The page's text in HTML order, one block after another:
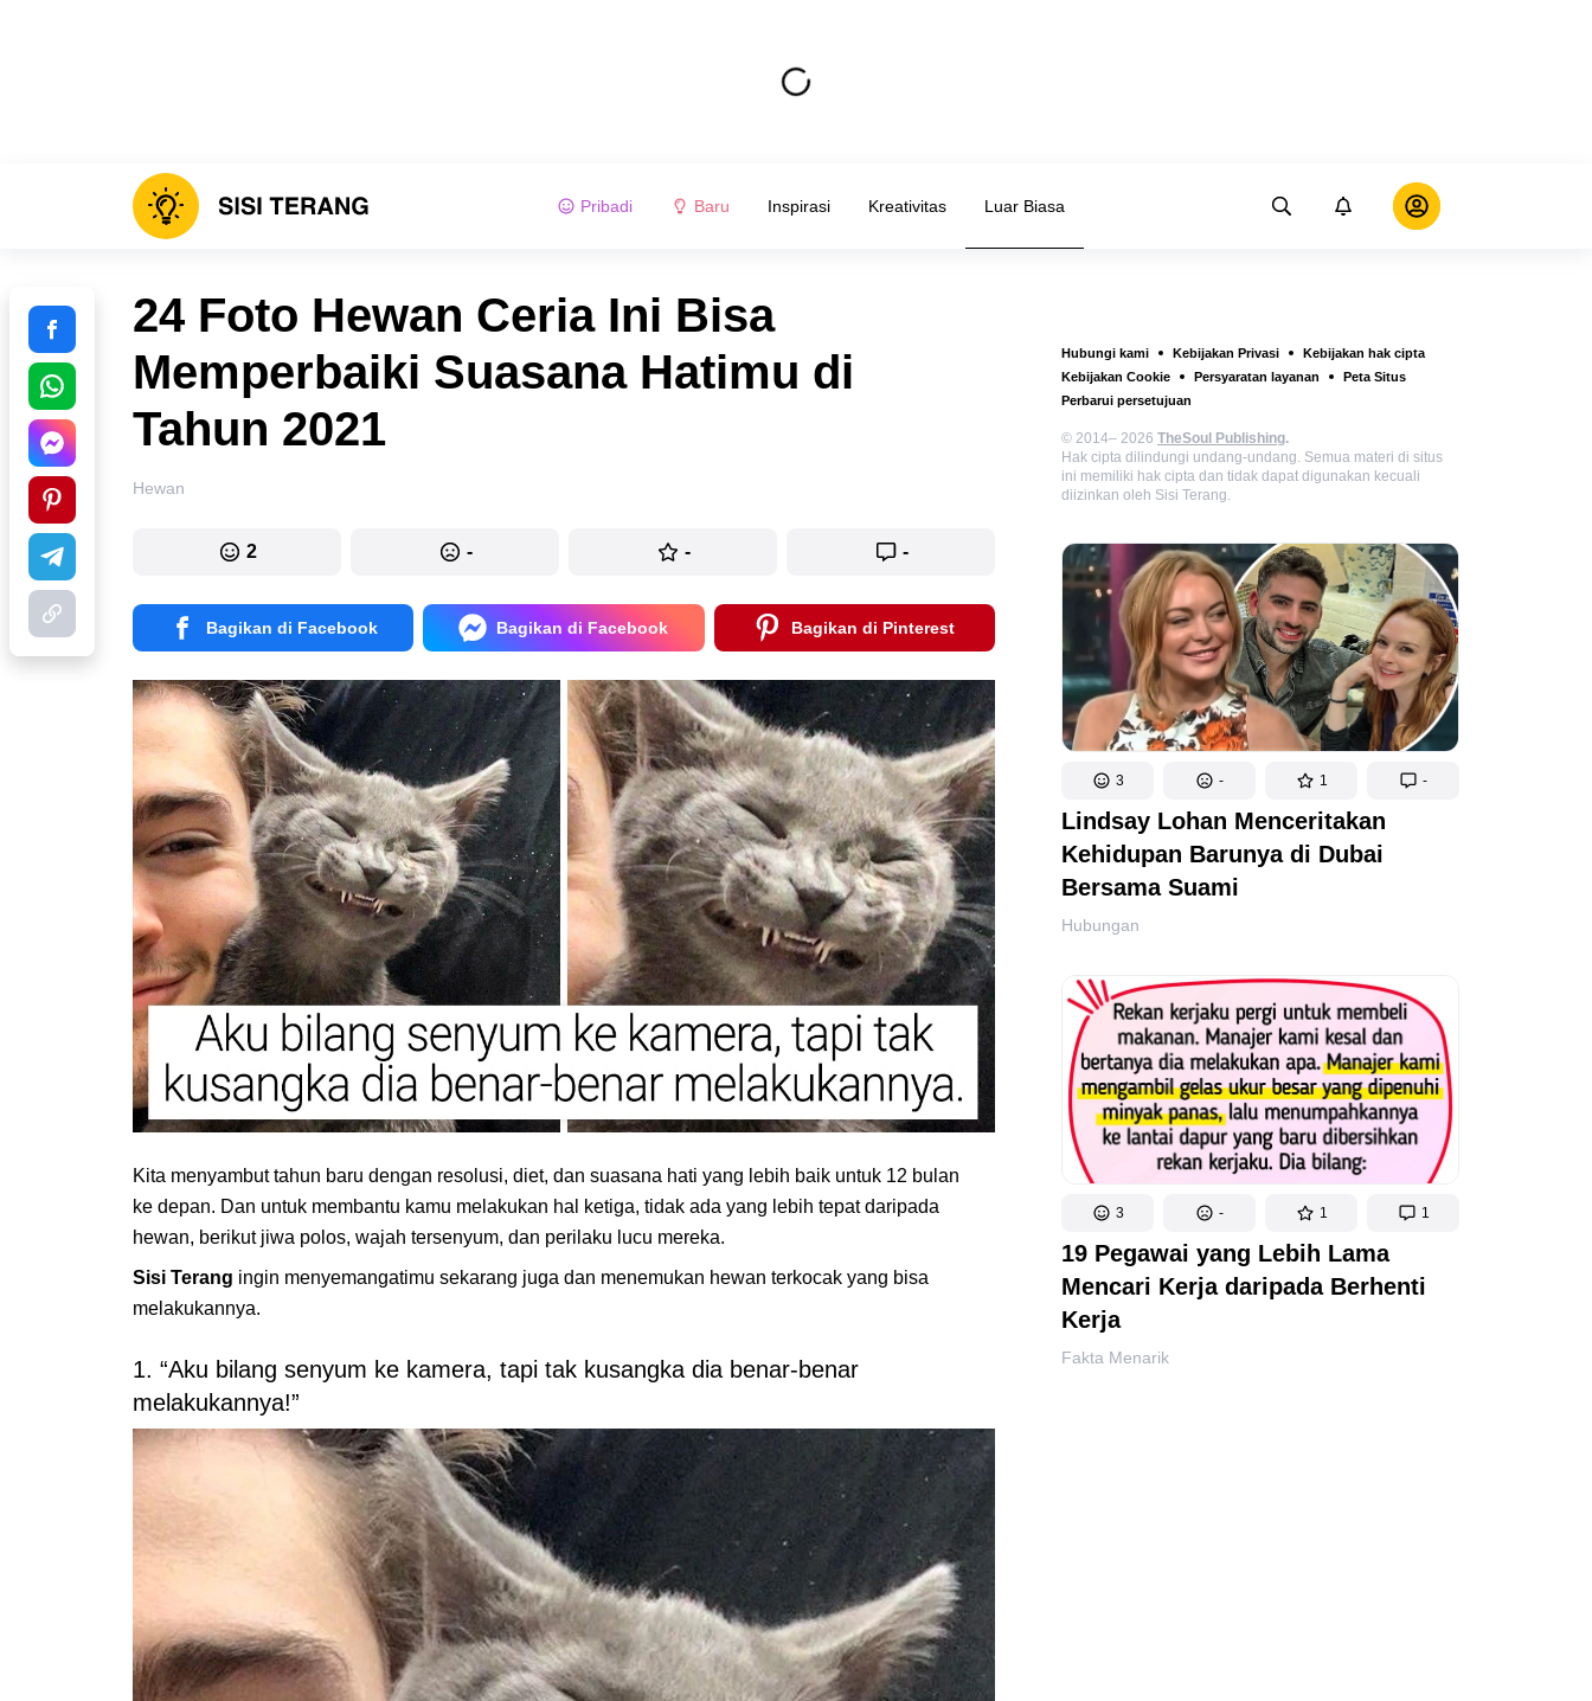
Pribadi Baru Inspirasi Kreativitas Luar Biasa
Hubungi kami Kebijakan Privasi
Kebijakan hak cipta
Kebijakan Cookie
Persyaratan layanan
Peta Situs
Perbarui persetujuan
© 2014– 2026 TheSoul Publishing.
Hak cipta dilindungi undang-undang. Semua materi di situs
ini memiliki hak cipta dan tidak dapat digunakan kecuali
diizinkan oleh Sisi Terang.
3 - 1 -
Lindsay Lohan Menceritakan
Kehidupan Barunya di Dubai
Bersama Suami
Hubungan
3 - 1 1
19 Pegawai yang Lebih Lama
Mencari Kerja daripada Berhenti
Kerja
Fakta Menarik
24 Foto Hewan Ceria Ini Bisa
Memperbaiki Suasana Hatimu di
Tahun 2021
Hewan
2 - - -
Bagikan di Facebook Bagikan di Facebook Bagikan di Pinterest
Kita menyambut tahun baru dengan resolusi, diet, dan suasana hati yang lebih baik untuk 12 bulan
ke depan. Dan untuk membantu kamu melakukan hal ketiga, tidak ada yang lebih tepat daripada
hewan, berikut jiwa polos, wajah tersenyum, dan perilaku lucu mereka.
Sisi Terang ingin menyemangatimu sekarang juga dan menemukan hewan terkocak yang bisa
melakukannya.
1. “Aku bilang senyum ke kamera, tapi tak kusangka dia benar-benar
melakukannya!”